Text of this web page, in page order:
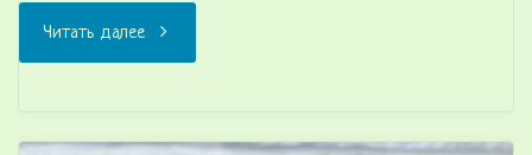
Читать далее"Тонкое
тесто